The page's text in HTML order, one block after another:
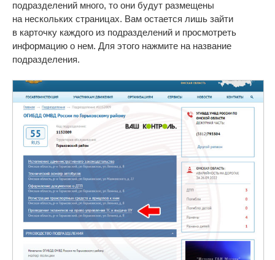
подразделений много, то они будут размещены
на нескольких страницах. Вам остается лишь зайти
в карточку каждого из подразделений и просмотреть
информацию о нем. Для этого нажмите на название
подразделения.